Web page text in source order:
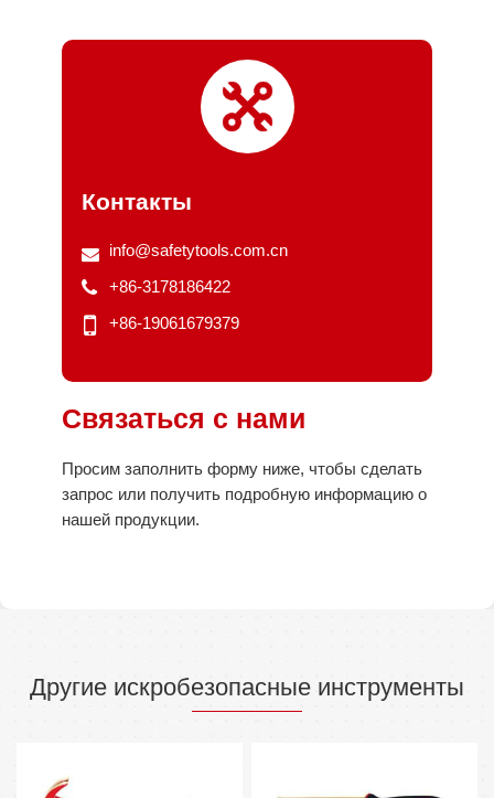
Контакты
info@safetytools.com.cn
+86-3178186422
+86-19061679379
Связаться с нами
Просим заполнить форму ниже, чтобы сделать
запрос или получить подробную информацию о
нашей продукции.
Другие искробезопасные инструменты